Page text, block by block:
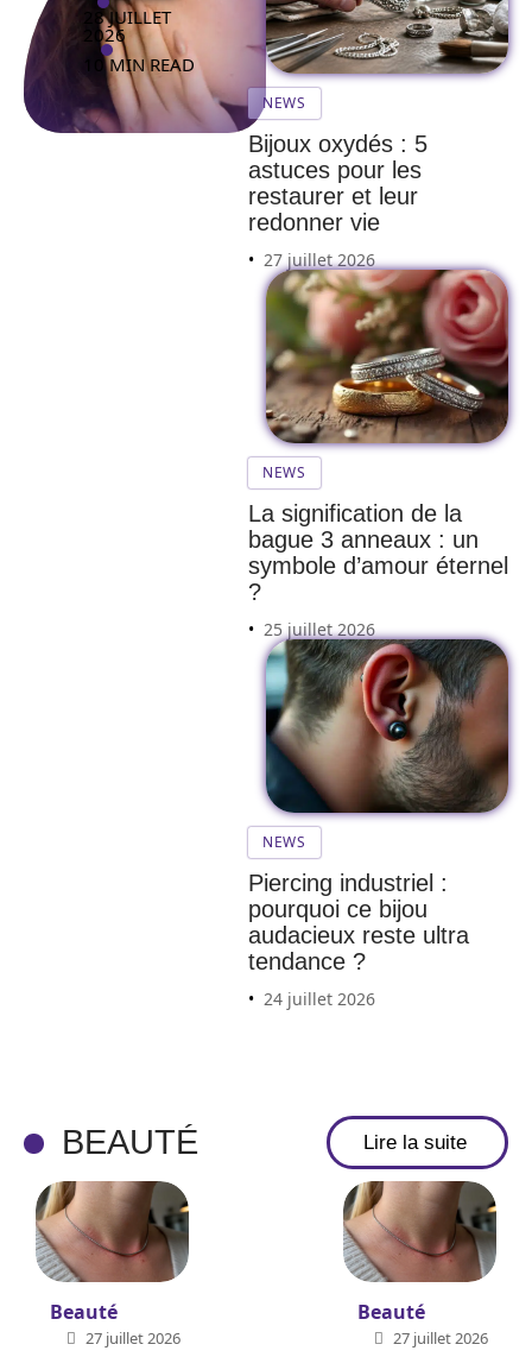
28 JUILLET
2026
10 MIN READ
NEWS
Bijoux oxydés : 5
astuces pour les
restaurer et leur
redonner vie
27 juillet 2026
NEWS
La signification de la
bague 3 anneaux : un
symbole d’amour éternel
?
25 juillet 2026
NEWS
Piercing industriel :
pourquoi ce bijou
audacieux reste ultra
tendance ?
24 juillet 2026
BEAUTÉ Lire la suite
Beauté
27 juillet 2026
Beauté
27 juillet 2026